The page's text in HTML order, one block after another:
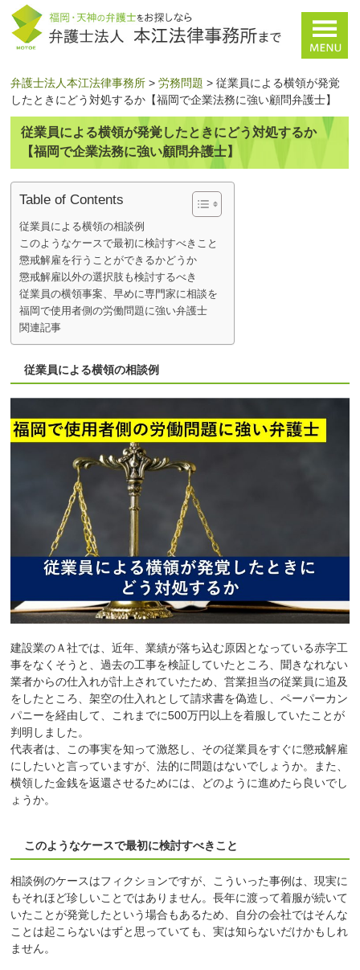
弁護士法人本江法律事務所 >労務問題 >従業員による横領が発覚
したときにどう対処するか【福岡で企業法務に強い顧問弁護士】
従業員による横領が発覚したときにどう対処するか
【福岡で企業法務に強い顧問弁護士】
Table of Contents
従業員による横領の相談例
このようなケースで最初に検討すべきこと
懲戒解雇を行うことができるかどうか
懲戒解雇以外の選択肢も検討するべき
従業員の横領事案、早めに専門家に相談を
福岡で使用者側の労働問題に強い弁護士
関連記事
従業員による横領の相談例
建設業のＡ社では、近年、業績が落ち込む原因となっている赤字工
事をなくそうと、過去の工事を検証していたところ、聞きなれない
業者からの仕入れが計上されていたため、営業担当の従業員に追及
をしたところ、架空の仕入れとして請求書を偽造し、ペーパーカン
パニーを経由して、これまでに500万円以上を着服していたことが
判明しました。
代表者は、この事実を知って激怒し、その従業員をすぐに懲戒解雇
にしたいと言っていますが、法的に問題はないでしょうか。また、
横領した金銭を返還させるためには、どのように進めたら良いでし
ょうか。
このようなケースで最初に検討すべきこと
相談例のケースはフィクションですが、こういった事例は、現実に
もそれほど珍しいことではありません。長年に渡って着服が続いて
いたことが発覚したという場合もあるため、自分の会社ではそんな
ことは起こらないはずと思っていても、実は知らないだけかもしれ
ません。